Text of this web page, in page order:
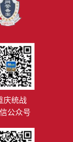
庆统战
公众号